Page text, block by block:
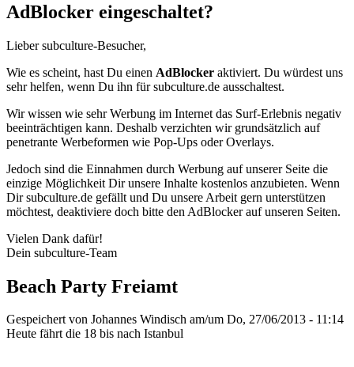
AdBlocker eingeschaltet?
Lieber subculture-Besucher,
Wie es scheint, hast Du einen AdBlocker aktiviert. Du würdest uns
sehr helfen, wenn Du ihn für subculture.de ausschaltest.
Wir wissen wie sehr Werbung im Internet das Surf-Erlebnis negativ
beeinträchtigen kann. Deshalb verzichten wir grundsätzlich auf
penetrante Werbeformen wie Pop-Ups oder Overlays.
Jedoch sind die Einnahmen durch Werbung auf unserer Seite die
einzige Möglichkeit Dir unsere Inhalte kostenlos anzubieten. Wenn
Dir subculture.de gefällt und Du unsere Arbeit gern unterstützen
möchtest, deaktiviere doch bitte den AdBlocker auf unseren Seiten.
Vielen Dank dafür!
Dein subculture-Team
Beach Party Freiamt
Gespeichert von Johannes Windisch am/um Do, 27/06/2013 - 11:14
Heute fährt die 18 bis nach Istanbul